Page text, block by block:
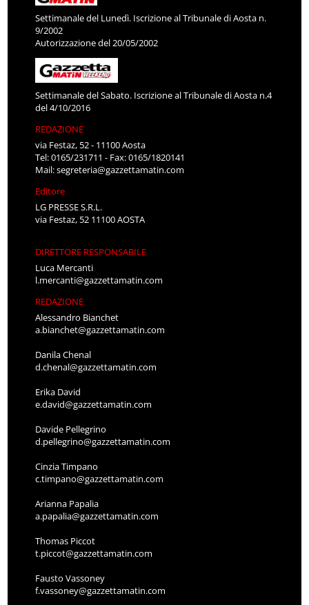
Settimanale del Lunedì. Iscrizione al Tribunale di Aosta n.
9/2002
Autorizzazione del 20/05/2002
Settimanale del Sabato. Iscrizione al Tribunale di Aosta n.4
del 4/10/2016
REDAZIONE
via Festaz, 52 - 11100 Aosta
Tel: 0165/231711 - Fax: 0165/1820141
Mail:segreteria@gazzettamatin.com
Editore
LG PRESSE S.R.L.
via Festaz, 52 11100 AOSTA
DIRETTORE RESPONSABILE
Luca Mercanti
l.mercanti@gazzettamatin.com
REDAZIONE
Alessandro Bianchet
a.bianchet@gazzettamatin.com
Danila Chenal
d.chenal@gazzettamatin.com
Erika David
e.david@gazzettamatin.com
Davide Pellegrino
d.pellegrino@gazzettamatin.com
Cinzia Timpano
c.timpano@gazzettamatin.com
Arianna Papalia
a.papalia@gazzettamatin.com
Thomas Piccot
t.piccot@gazzettamatin.com
Fausto Vassoney
f.vassoney@gazzettamatin.com